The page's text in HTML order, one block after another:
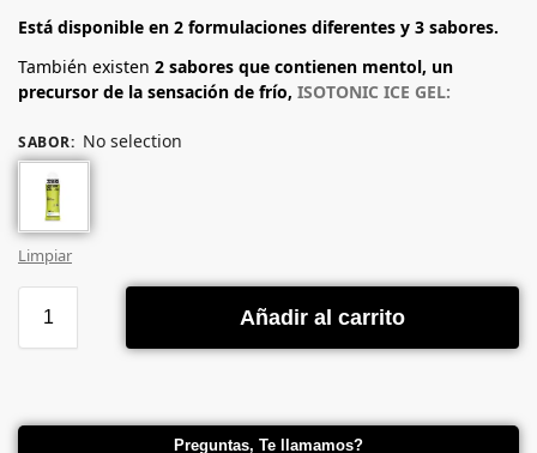
Está disponible en 2 formulaciones diferentes y 3 sabores.
También existen 2 sabores que contienen mentol, un
precursor de la sensación de frío, ISOTONIC ICE GEL:
SABOR: No selection
Limpiar
Añadir al carrito
Preguntas, Te llamamos?